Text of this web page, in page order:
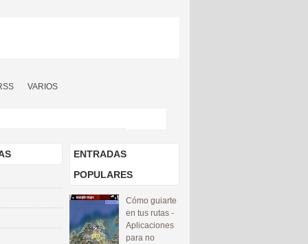
VARIOS
ENTRADAS
POPULARES
Cómo guiarte
en tus rutas -
Aplicaciones
para no